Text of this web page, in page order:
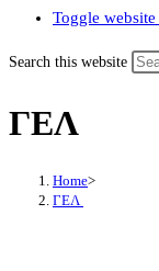
Toggle website
Search this website
ΓΕΛ
Home>
ΓΕΛ